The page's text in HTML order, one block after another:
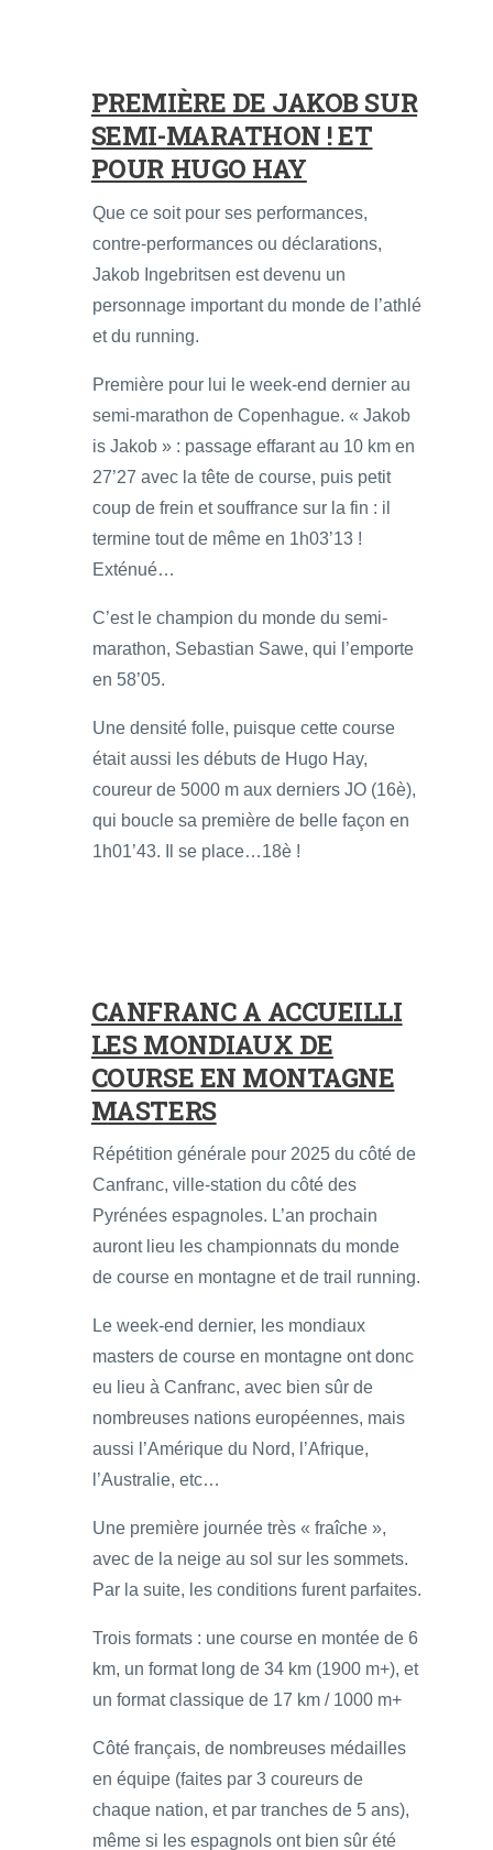
PREMIÈRE DE JAKOB SUR
SEMI-MARATHON ! ET
POUR HUGO HAY
Que ce soit pour ses performances,
contre-performances ou déclarations,
Jakob Ingebritsen est devenu un
personnage important du monde de l’athlé
et du running.
Première pour lui le week-end dernier au
semi-marathon de Copenhague. « Jakob
is Jakob » : passage effarant au 10 km en
27’27 avec la tête de course, puis petit
coup de frein et souffrance sur la fin : il
termine tout de même en 1h03’13 !
Exténué…
C’est le champion du monde du semi-
marathon, Sebastian Sawe, qui l’emporte
en 58’05.
Une densité folle, puisque cette course
était aussi les débuts de Hugo Hay,
coureur de 5000 m aux derniers JO (16è),
qui boucle sa première de belle façon en
1h01’43. Il se place…18è !
CANFRANC A ACCUEILLI
LES MONDIAUX DE
COURSE EN MONTAGNE
MASTERS
Répétition générale pour 2025 du côté de
Canfranc, ville-station du côté des
Pyrénées espagnoles. L’an prochain
auront lieu les championnats du monde
de course en montagne et de trail running.
Le week-end dernier, les mondiaux
masters de course en montagne ont donc
eu lieu à Canfranc, avec bien sûr de
nombreuses nations européennes, mais
aussi l’Amérique du Nord, l’Afrique,
l’Australie, etc…
Une première journée très « fraîche »,
avec de la neige au sol sur les sommets.
Par la suite, les conditions furent parfaites.
Trois formats : une course en montée de 6
km, un format long de 34 km (1900 m+), et
un format classique de 17 km / 1000 m+
Côté français, de nombreuses médailles
en équipe (faites par 3 coureurs de
chaque nation, et par tranches de 5 ans),
même si les espagnols ont bien sûr été